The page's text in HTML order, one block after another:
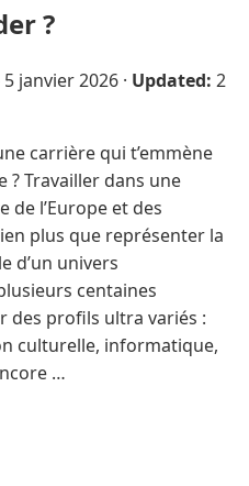
?
5 janvier 2026 · Updated: 2
carrière qui t’emmène
? Travailler dans une
de l’Europe et des
plus que représenter la
d’un univers
centaines
des profils ultra variés :
culturelle, informatique,
…